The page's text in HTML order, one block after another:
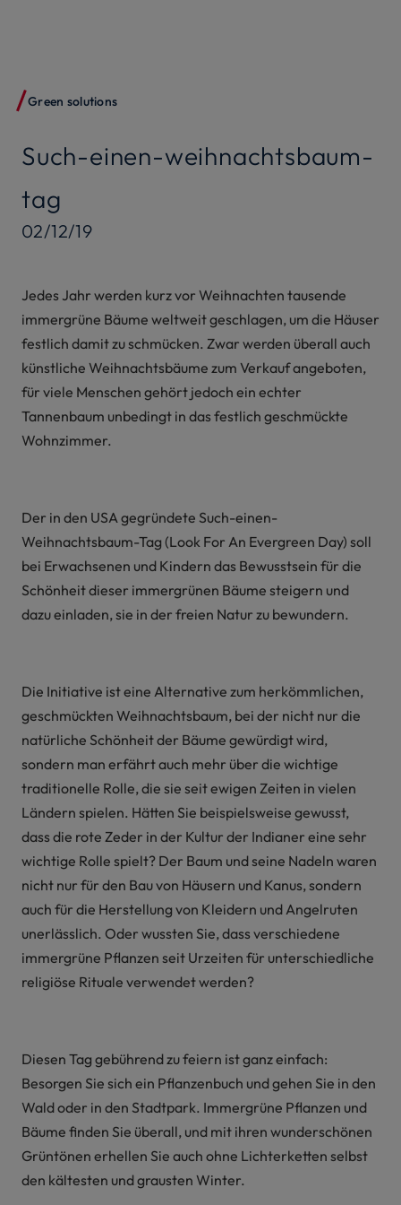
Green solutions
Such-einen-weihnachtsbaum-
tag
02/12/19
Jedes Jahr werden kurz vor Weihnachten tausende
immergrüne Bäume weltweit geschlagen, um die Häuser
festlich damit zu schmücken. Zwar werden überall auch
künstliche Weihnachtsbäume zum Verkauf angeboten,
für viele Menschen gehört jedoch ein echter
Tannenbaum unbedingt in das festlich geschmückte
Wohnzimmer.
Der in den USA gegründete Such-einen-
Weihnachtsbaum-Tag (Look For An Evergreen Day) soll
bei Erwachsenen und Kindern das Bewusstsein für die
Schönheit dieser immergrünen Bäume steigern und
dazu einladen, sie in der freien Natur zu bewundern.
Die Initiative ist eine Alternative zum herkömmlichen,
geschmückten Weihnachtsbaum, bei der nicht nur die
natürliche Schönheit der Bäume gewürdigt wird,
sondern man erfährt auch mehr über die wichtige
traditionelle Rolle, die sie seit ewigen Zeiten in vielen
Ländern spielen. Hätten Sie beispielsweise gewusst,
dass die rote Zeder in der Kultur der Indianer eine sehr
wichtige Rolle spielt? Der Baum und seine Nadeln waren
nicht nur für den Bau von Häusern und Kanus, sondern
auch für die Herstellung von Kleidern und Angelruten
unerlässlich. Oder wussten Sie, dass verschiedene
immergrüne Pflanzen seit Urzeiten für unterschiedliche
religiöse Rituale verwendet werden?
Diesen Tag gebührend zu feiern ist ganz einfach:
Besorgen Sie sich ein Pflanzenbuch und gehen Sie in den
Wald oder in den Stadtpark. Immergrüne Pflanzen und
Bäume finden Sie überall, und mit ihren wunderschönen
Grüntönen erhellen Sie auch ohne Lichterketten selbst
den kältesten und grausten Winter.